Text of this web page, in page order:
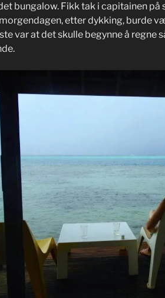
bungalow. Fikk tak i capitainen på
etter dykking, burde
var at det skulle begynne å regne